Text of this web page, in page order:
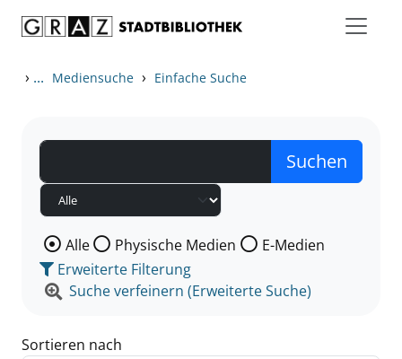
› ... Mediensuche › Einfache Suche
Wählen Sie die Medienart nach der Sie suchen wollen.
Alle Physische Medien
E-Medien
Erweiterte Filterung
Suche verfeinern (Erweiterte Suche)
Sortieren nach